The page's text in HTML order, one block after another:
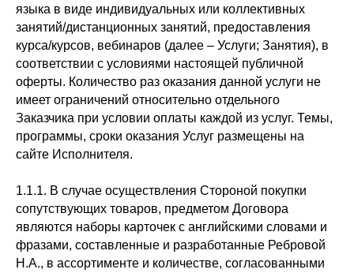
языка в виде индивидуальных или коллективных
занятий/дистанционных занятий, предоставления
курса/курсов, вебинаров (далее – Услуги; Занятия), в
соответствии с условиями настоящей публичной
оферты. Количество раз оказания данной услуги не
имеет ограничений относительно отдельного
Заказчика при условии оплаты каждой из услуг. Темы,
программы, сроки оказания Услуг размещены на
сайте Исполнителя.
1.1.1. В случае осуществления Стороной покупки
сопутствующих товаров, предметом Договора
являются наборы карточек с английскими словами и
фразами, составленные и разработанные Ребровой
Н.А., в ассортименте и количестве, согласованными